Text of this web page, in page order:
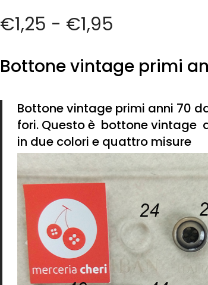
€1,25 - €1,95
Bottone vintage primi
Bottone vintage primi anni 70
fori. Questo è bottone vintage
in due colori e quattro misure